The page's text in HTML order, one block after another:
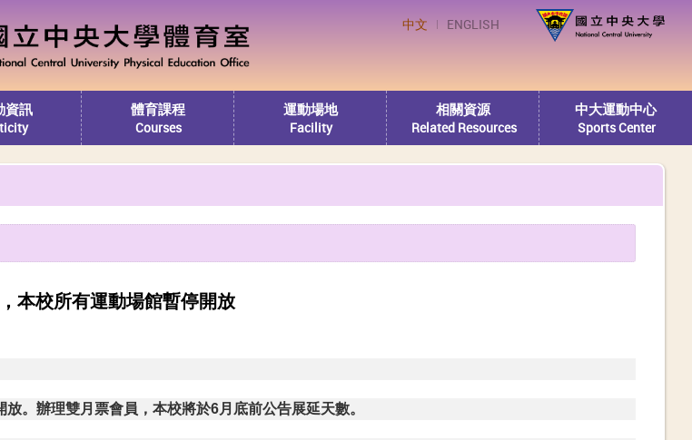
中文 ENGLISH
資訊 體育課程
Courses
運動場地
Facility
相關資源
Related Resources
中大運動中心
Sports Center
本校所有運動場館暫停開放
。辦理雙月票會員，本校將於6月底前公告展延天數。